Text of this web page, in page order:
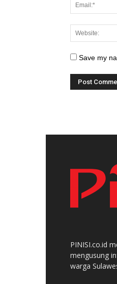
Save my
PINISI.co.id
mengusung
warga